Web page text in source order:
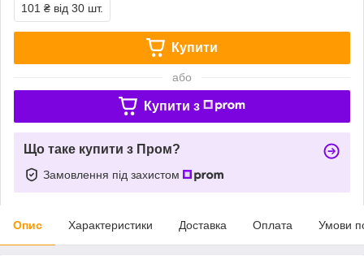
101 ₴ від 30 шт.
Купити
або
Купити з
Що таке купити з Пром?
Замовлення під захистом
Опис Характеристики Доставка Оплата Умови